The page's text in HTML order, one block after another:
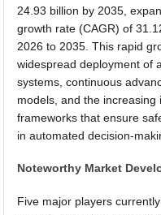
24.93 billion by 2035,
growth rate (CAGR) of
2026 to 2035. This rapid
widespread deployment of
systems, continuous
models, and the
frameworks that ensure
in automated decision-
Noteworthy Market
Five major players